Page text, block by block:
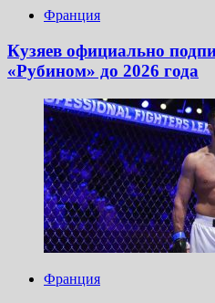
Франция
Кузяев официально
«Рубином» до 2026 года
Франция